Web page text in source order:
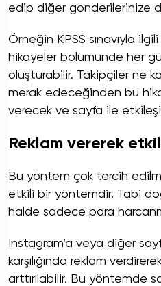
edip diğer gönderilerinize
Örneğin KPSS sınavıyla
hikayeler bölümünde her
oluşturabilir. Takipçiler ne
merak edeceğinden bu
verecek ve sayfa ile
Reklam vererek
Bu yöntem çok tercih
etkili bir yöntemdir. Tabi
halde sadece para
Instagram’a veya diğer
karşılığında reklam
arttırılabilir. Bu yöntemde